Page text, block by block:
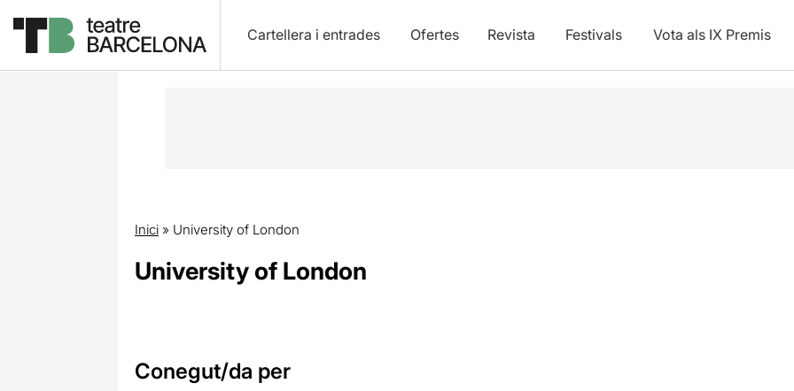
Cartellera i entrades Ofertes Revista Festivals Vota als IX Premis
Inici» University of London
University of London
Conegut/da per